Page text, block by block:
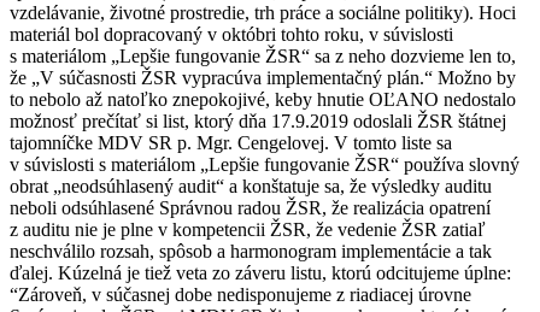
vzdelávanie, životné prostredie, trh práce a sociálne politiky). Hoci
materiál bol dopracovaný v októbri tohto roku, v súvislosti
s materiálom „Lepšie fungovanie ŽSR“ sa z neho dozvieme len to,
že „V súčasnosti ŽSR vypracúva implementačný plán.“ Možno by
to nebolo až natoľko znepokojivé, keby hnutie OĽANO nedostalo
možnosť prečítať si list, ktorý dňa 17.9.2019 odoslali ŽSR štátnej
tajomníčke MDV SR p. Mgr. Cengelovej. V tomto liste sa
v súvislosti s materiálom „Lepšie fungovanie ŽSR“ používa slovný
obrat „neodsúhlasený audit“ a konštatuje sa, že výsledky auditu
neboli odsúhlasené Správnou radou ŽSR, že realizácia opatrení
z auditu nie je plne v kompetencii ŽSR, že vedenie ŽSR zatiaľ
neschválilo rozsah, spôsob a harmonogram implementácie a tak
ďalej. Kúzelná je tiež veta zo záveru listu, ktorú odcitujeme úplne:
“Zároveň, v súčasnej dobe nedisponujeme z riadiacej úrovne